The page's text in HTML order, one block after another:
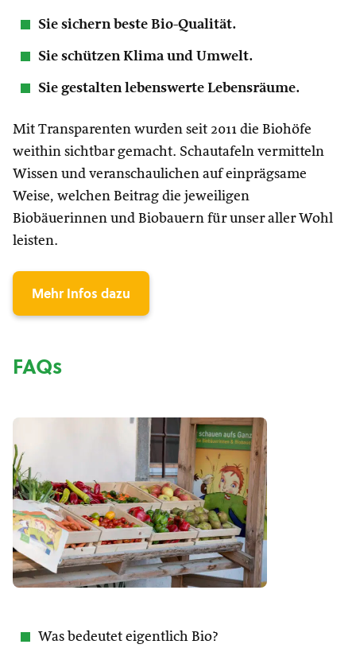
Sie sichern beste Bio-Qualität.
Sie schützen Klima und Umwelt.
Sie gestalten lebenswerte Lebensräume.
Mit Transparenten wurden seit 2011 die Biohöfe
weithin sichtbar gemacht. Schautafeln vermitteln
Wissen und veranschaulichen auf einprägsame
Weise, welchen Beitrag die jeweiligen
Biobäuerinnen und Biobauern für unser aller Wohl
leisten.
Mehr Infos dazu
FAQs
Was bedeutet eigentlich Bio?